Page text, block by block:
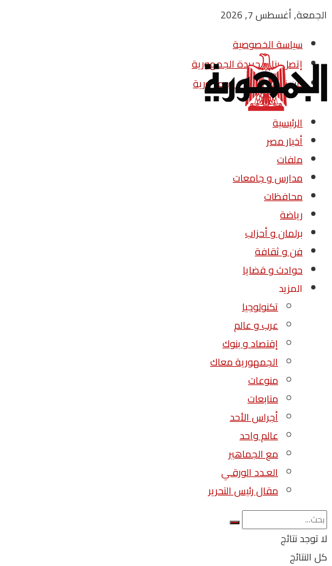
الجمعة, أغسطس 7, 2026
سياسة الخصوصية
إتصل بنا – جريدة الجمهورية
من نحن – جريدة الجمهورية
الرئيسية
أخبار مصر
ملفات
مدارس و جامعات
محافظات
رياضة
برلمان و أحزاب
فن و ثقافة
حوادث و قضايا
المزيد
تكنولوجيا
عرب و عالم
إقتصاد و بنوك
الجمهورية معاك
منوعات
متابعات
أجراس الأحد
عالم واحد
مع الجماهير
العـدد الورقـي
مقال رئيس التحرير
لا توجد نتائج
كل النتائج